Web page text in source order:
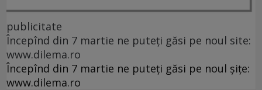
publicitate
Începînd din 7 martie ne puteți găsi pe noul site:
www.dilema.ro
Începînd din 7 martie ne puteți găsi pe noul șițe:
www.dilema.ro